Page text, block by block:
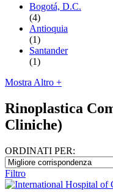
Bogotá, D.C.
(4)
Antioquia
(1)
Santander
(1)
Mostra Altro +
Rinoplastica
Cliniche)
ORDINATI PER:
Filtro